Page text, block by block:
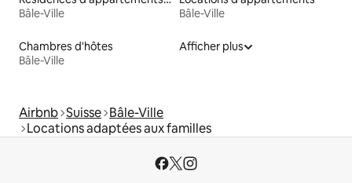
Bâle-Ville
Bâle-Ville
Chambres d'hôtes
Bâle-Ville
Afficher plus
Airbnb Suisse Bâle-Ville
Locations adaptées aux familles